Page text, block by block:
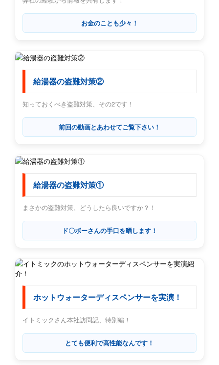
お金のことも少々！
給湯器の盗難対策②
知っておくべき盗難対策、その2です！
前回の動画とあわせてご覧下さい！
給湯器の盗難対策①
まさかの盗難対策、どうしたら良いですか？！
ド〇ボーさんの手口を晒します！
ホットウォーターディスペンサーを実演！
イトミックさん本社訪問記、特別編！
とても便利で高性能なんです！